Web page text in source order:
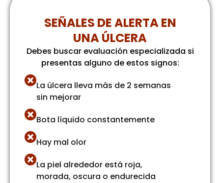
SEÑALES DE ALERTA EN
UNA ÚLCERA
Debes buscar evaluación especializada si
presentas alguno de estos signos:
La úlcera lleva más de 2 semanas
sin mejorar
Bota líquido constantemente
Hay mal olor
La piel alrededor está roja,
morada, oscura o endurecida